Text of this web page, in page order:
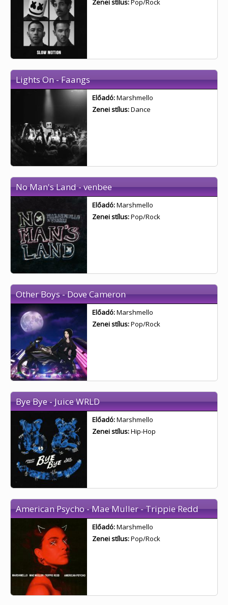
Zenei stílus: Pop/Rock
Lights On - Faangs
Előadó:Marshmello
Zenei stílus:Dance
No Man's Land - venbee
Előadó:Marshmello
Zenei stílus:Pop/Rock
Other Boys - Dove Cameron
Előadó:Marshmello
Zenei stílus:Pop/Rock
Bye Bye - Juice WRLD
Előadó:Marshmello
Zenei stílus:Hip-Hop
American Psycho - Mae Muller - Trippie Redd
Előadó:Marshmello
Zenei stílus:Pop/Rock